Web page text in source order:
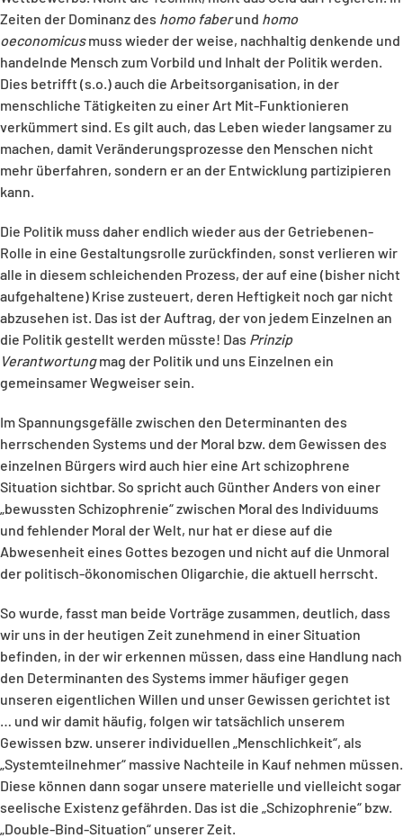
Zeiten der Dominanz des homo faber und homo
oeconomicus muss wieder der weise, nachhaltig denkende und
handelnde Mensch zum Vorbild und Inhalt der Politik werden.
Dies betrifft (s.o.) auch die Arbeitsorganisation, in der
menschliche Tätigkeiten zu einer Art Mit-Funktionieren
verkümmert sind. Es gilt auch, das Leben wieder langsamer zu
machen, damit Veränderungsprozesse den Menschen nicht
mehr überfahren, sondern er an der Entwicklung partizipieren
kann.
Die Politik muss daher endlich wieder aus der Getriebenen-
Rolle in eine Gestaltungsrolle zurückfinden, sonst verlieren wir
alle in diesem schleichenden Prozess, der auf eine (bisher nicht
aufgehaltene) Krise zusteuert, deren Heftigkeit noch gar nicht
abzusehen ist. Das ist der Auftrag, der von jedem Einzelnen an
die Politik gestellt werden müsste! Das Prinzip
Verantwortung mag der Politik und uns Einzelnen ein
gemeinsamer Wegweiser sein.
Im Spannungsgefälle zwischen den Determinanten des
herrschenden Systems und der Moral bzw. dem Gewissen des
einzelnen Bürgers wird auch hier eine Art schizophrene
Situation sichtbar. So spricht auch Günther Anders von einer
„bewussten Schizophrenie“ zwischen Moral des Individuums
und fehlender Moral der Welt, nur hat er diese auf die
Abwesenheit eines Gottes bezogen und nicht auf die Unmoral
der politisch-ökonomischen Oligarchie, die aktuell herrscht.
So wurde, fasst man beide Vorträge zusammen, deutlich, dass
wir uns in der heutigen Zeit zunehmend in einer Situation
befinden, in der wir erkennen müssen, dass eine Handlung nach
den Determinanten des Systems immer häufiger gegen
unseren eigentlichen Willen und unser Gewissen gerichtet ist
… und wir damit häufig, folgen wir tatsächlich unserem
Gewissen bzw. unserer individuellen „Menschlichkeit“, als
„Systemteilnehmer“ massive Nachteile in Kauf nehmen müssen.
Diese können dann sogar unsere materielle und vielleicht sogar
seelische Existenz gefährden. Das ist die „Schizophrenie“ bzw.
„Double-Bind-Situation“ unserer Zeit.